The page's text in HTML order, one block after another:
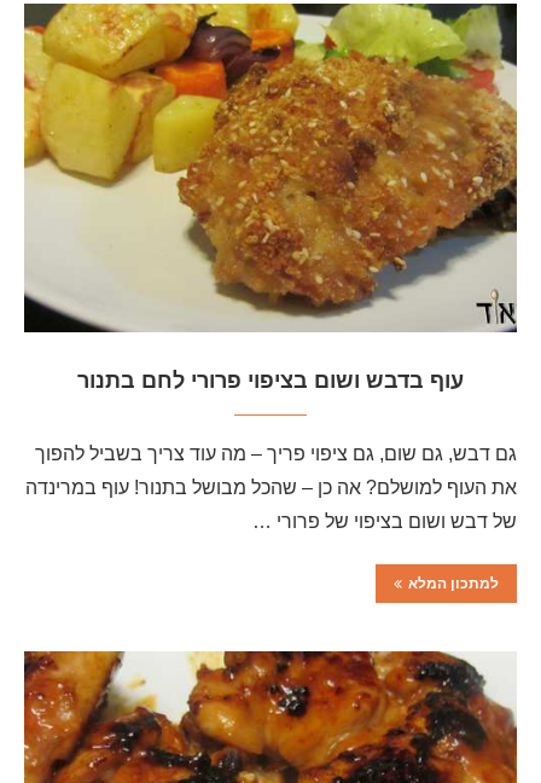
עוף בדבש ושום בציפוי פרורי לחם בתנור
גם דבש, גם שום, גם ציפוי פריך – מה עוד צריך בשביל להפוך
את העוף למושלם? אה כן – שהכל מבושל בתנור! עוף במרינדה
של דבש ושום בציפוי של פרורי …
למתכון המלא